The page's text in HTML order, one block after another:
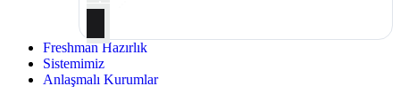
Freshman Hazırlık
Sistemimiz
Anlaşmalı Kurumlar